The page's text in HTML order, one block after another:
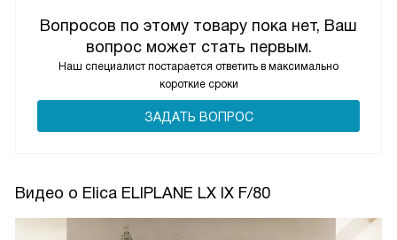
Вопросов по этому товару пока нет, Ваш
вопрос может стать первым.
Наш специалист постарается ответить в максимально
короткие сроки
ЗАДАТЬ ВОПРОС
Видео о Elica ELIPLANE LX IX F/80